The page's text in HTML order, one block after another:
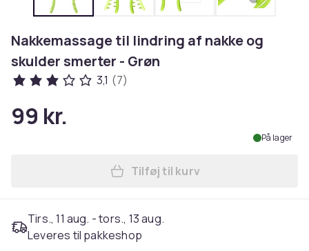
Nakkemassage til lindring af nakke og
skulder smerter - Grøn
3,1 (7)
99 kr.
På lager
Læg Nakkemassage til
Tilføj til kurv
Tirs., 11 aug. - tors., 13 aug.
Leveres til pakkeshop